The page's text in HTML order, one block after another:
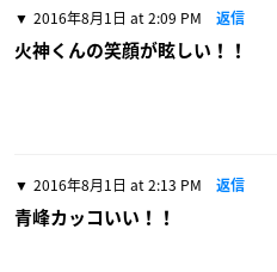
2016年8月1日 at 2:09 PM 返信
火神くんの笑顔が眩しい！！
2016年8月1日 at 2:13 PM 返信
青峰カッコいい！！